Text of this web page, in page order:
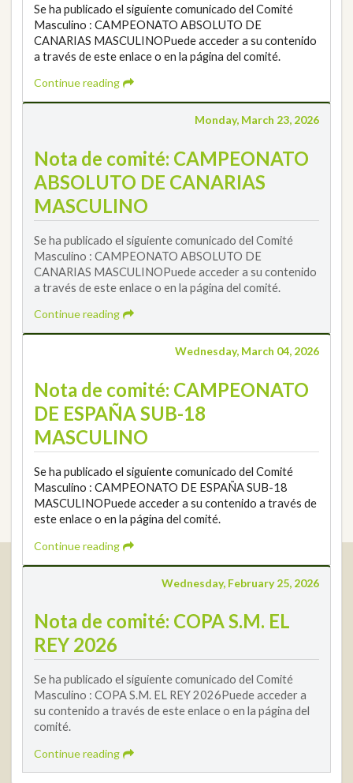
Se ha publicado el siguiente comunicado del Comité
Masculino : CAMPEONATO ABSOLUTO DE
CANARIAS MASCULINOPuede acceder a su contenido
a través de este enlace o en la página del comité.
Continue reading
Monday, March 23, 2026
Nota de comité: CAMPEONATO
ABSOLUTO DE CANARIAS
MASCULINO
Se ha publicado el siguiente comunicado del Comité
Masculino : CAMPEONATO ABSOLUTO DE
CANARIAS MASCULINOPuede acceder a su contenido
a través de este enlace o en la página del comité.
Continue reading
Wednesday, March 04, 2026
Nota de comité: CAMPEONATO
DE ESPAÑA SUB-18
MASCULINO
Se ha publicado el siguiente comunicado del Comité
Masculino : CAMPEONATO DE ESPAÑA SUB-18
MASCULINOPuede acceder a su contenido a través de
este enlace o en la página del comité.
Continue reading
Wednesday, February 25, 2026
Nota de comité: COPA S.M. EL
REY 2026
Se ha publicado el siguiente comunicado del Comité
Masculino : COPA S.M. EL REY 2026Puede acceder a
su contenido a través de este enlace o en la página del
comité.
Continue reading
Calle Enlace, 9. 29016 Málaga, España
+34 952 225 590
info@rfga.org
2026 © Real Federación Andaluza de Golf
Privacy Policy